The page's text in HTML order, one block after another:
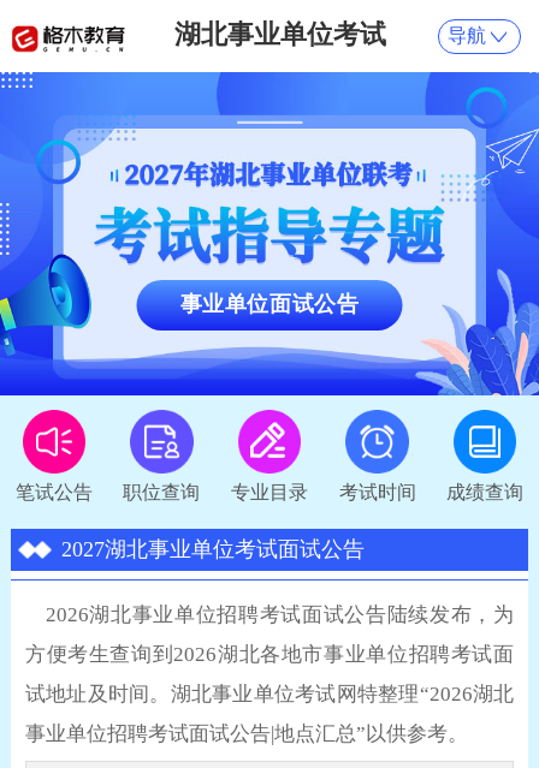
湖北事业单位考试 导航
事业单位面试公告
2027湖北事业单位考试面试公告
2026湖北事业单位招聘考试面试公告陆续发布，为
方便考生查询到2026湖北各地市事业单位招聘考试面
试地址及时间。湖北事业单位考试网特整理“2026湖北
事业单位招聘考试面试公告|地点汇总”以供参考。